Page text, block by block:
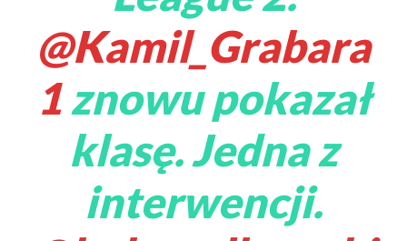
@Kamil_Grabara
1znowu pokazał
klasę. Jedna z
interwencji.